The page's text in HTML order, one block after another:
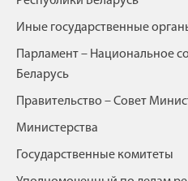
Иные государственные
Парламент – Национальное
Беларусь
Правительство – Совет
Министерства
Государственные комитеты